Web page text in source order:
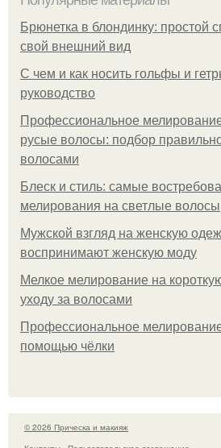
Брюнетка в блондинку: простой
свой внешний вид
С чем и как носить гольфы и
руководство
Профессиональное
русые волосы: подбор
волосами
Блеск и стиль: самые
мелирования на светлые волосы
Мужской взгляд на женскую
воспринимают женскую моду
Мелкое мелирование на
уходу за волосами
Профессиональное
помощью чёлки
© 2026 Прическа и макияж